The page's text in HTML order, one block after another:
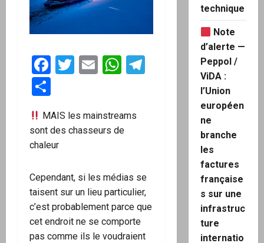
Facebook
Twitter
EmailWhatsApp
Telegram
MAIS les mainstreams
sont des chasseurs de
chaleur
Cependant, si les médias se
taisent sur un lieu particulier,
c’est probablement parce que
cet endroit ne se comporte
pas comme ils le voudraient
technique
Note
d’alerte —
Peppol /
ViDA :
l’Union
européen
ne
branche
les
factures
française
s sur une
infrastruc
ture
internatio